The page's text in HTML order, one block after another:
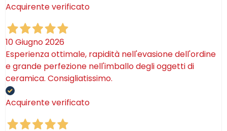
Acquirente verificato
10 Giugno 2026
Esperienza ottimale, rapidità nell'evasione dell'ordine
e grande perfezione nell'imballo degli oggetti di
ceramica. Consigliatissimo.
Acquirente verificato